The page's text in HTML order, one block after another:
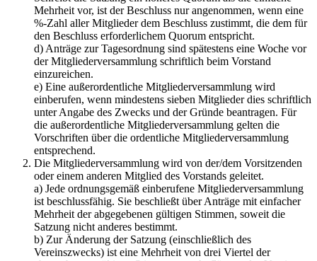
Mehrheit vor, ist der Beschluss nur angenommen, wenn eine
%-Zahl aller Mitglieder dem Beschluss zustimmt, die dem für
den Beschluss erforderlichem Quorum entspricht.
d) Anträge zur Tagesordnung sind spätestens eine Woche vor
der Mitgliederversammlung schriftlich beim Vorstand
einzureichen.
e) Eine außerordentliche Mitgliederversammlung wird
einberufen, wenn mindestens sieben Mitglieder dies schriftlich
unter Angabe des Zwecks und der Gründe beantragen. Für
die außerordentliche Mitgliederversammlung gelten die
Vorschriften über die ordentliche Mitgliederversammlung
entsprechend.
Die Mitgliederversammlung wird von der/dem Vorsitzenden
oder einem anderen Mitglied des Vorstands geleitet.
a) Jede ordnungsgemäß einberufene Mitgliederversammlung
ist beschlussfähig. Sie beschließt über Anträge mit einfacher
Mehrheit der abgegebenen gültigen Stimmen, soweit die
Satzung nicht anderes bestimmt.
b) Zur Änderung der Satzung (einschließlich des
Vereinszwecks) ist eine Mehrheit von drei Viertel der